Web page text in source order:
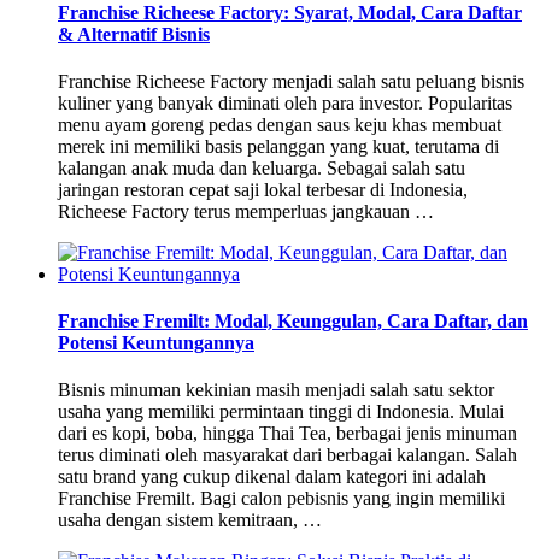
Franchise Richeese Factory: Syarat, Modal, Cara Daftar
& Alternatif Bisnis
Franchise Richeese Factory menjadi salah satu peluang bisnis
kuliner yang banyak diminati oleh para investor. Popularitas
menu ayam goreng pedas dengan saus keju khas membuat
merek ini memiliki basis pelanggan yang kuat, terutama di
kalangan anak muda dan keluarga. Sebagai salah satu
jaringan restoran cepat saji lokal terbesar di Indonesia,
Richeese Factory terus memperluas jangkauan …
Franchise Fremilt: Modal, Keunggulan, Cara Daftar, dan
Potensi Keuntungannya
Bisnis minuman kekinian masih menjadi salah satu sektor
usaha yang memiliki permintaan tinggi di Indonesia. Mulai
dari es kopi, boba, hingga Thai Tea, berbagai jenis minuman
terus diminati oleh masyarakat dari berbagai kalangan. Salah
satu brand yang cukup dikenal dalam kategori ini adalah
Franchise Fremilt. Bagi calon pebisnis yang ingin memiliki
usaha dengan sistem kemitraan, …